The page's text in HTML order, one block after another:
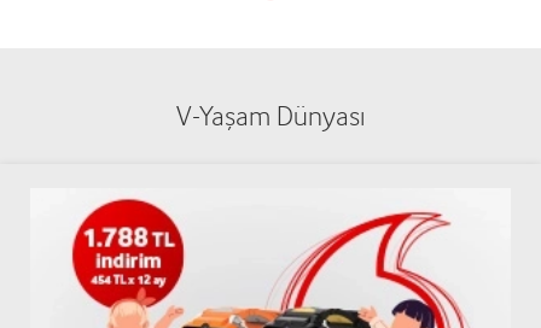
V-Yaşam Dünyası